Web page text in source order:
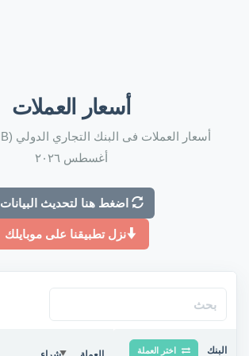
أسعار العملات
أغسطس ٢٠٢٦
اضغط هنا لتحديث البيانات
نزل تطبيقنا على موبايلك
البنك اختر العملة